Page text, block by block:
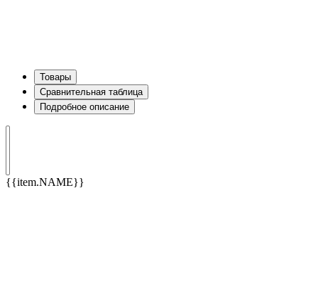
Товары
Сравнительная таблица
Подробное описание
{{item.NAME}}